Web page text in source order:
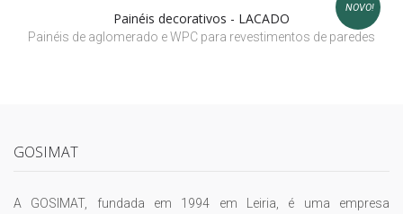
NOVO!
Painéis decorativos - LACADO
Painéis de aglomerado e WPC para revestimentos de paredes
GOSIMAT
A GOSIMAT, fundada em 1994 em Leiria, é uma empresa